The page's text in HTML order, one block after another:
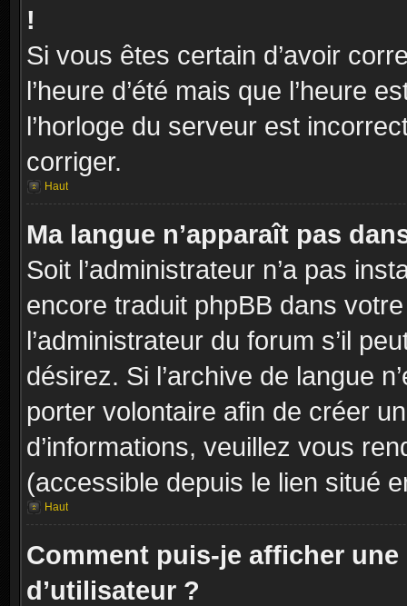
!
Si vous êtes certain d’avoir
l’heure d’été mais que l’heure
l’horloge du serveur est
corriger.
Haut
Ma langue n’apparaît pas
Soit l’administrateur n’a pas
encore traduit phpBB dans
l’administrateur du forum s’il
désirez. Si l’archive de langue
porter volontaire afin de créer
d’informations, veuillez vous
(accessible depuis le lien situé
Haut
Comment puis-je afficher
d’utilisateur ?